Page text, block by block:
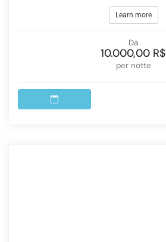
Learn more
Da
10.000,00 R$
per notte